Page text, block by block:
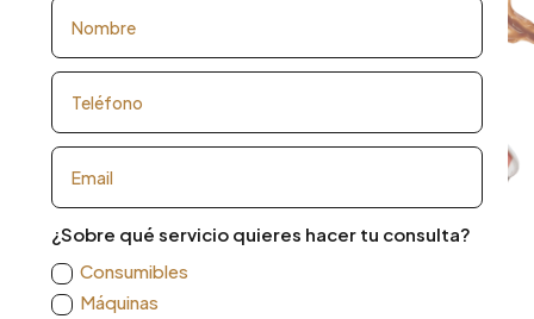
¿Sobre qué servicio quieres hacer tu consulta?
Consumibles
Máquinas